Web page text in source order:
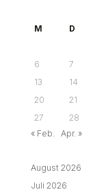
M
D
6
7
13
14
20
21
27
28
« Feb.
Apr. »
August 2026
Juli 2026